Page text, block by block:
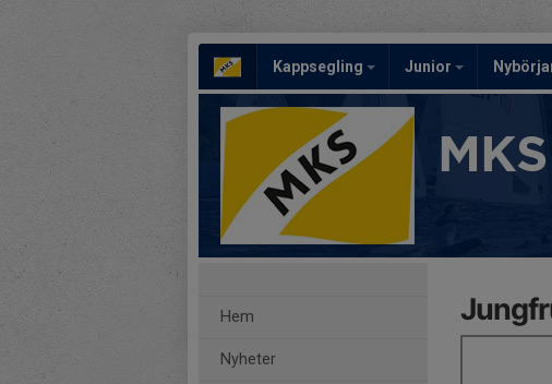
Kappsegling Junior
Hem
Nyheter